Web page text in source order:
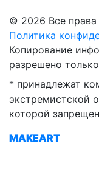
© 2026 Все
Политика
MAKEART
Копирование
разрешено
* принадлежат
экстремистской
которой